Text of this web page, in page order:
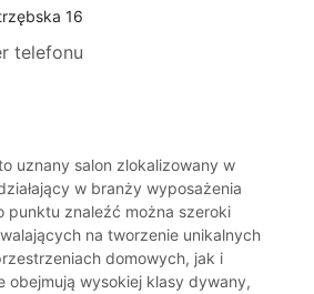
16
telefonu
uznany salon zlokalizowany w
w branży wyposażenia
punktu znaleźć można szeroki
na tworzenie unikalnych
domowych, jak i
obejmują wysokiej klasy dywany,